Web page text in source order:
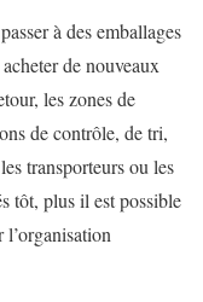
à des emballages
de nouveaux
les zones de
de contrôle, de tri,
transporteurs ou les
tôt, plus il est possible
l’organisation